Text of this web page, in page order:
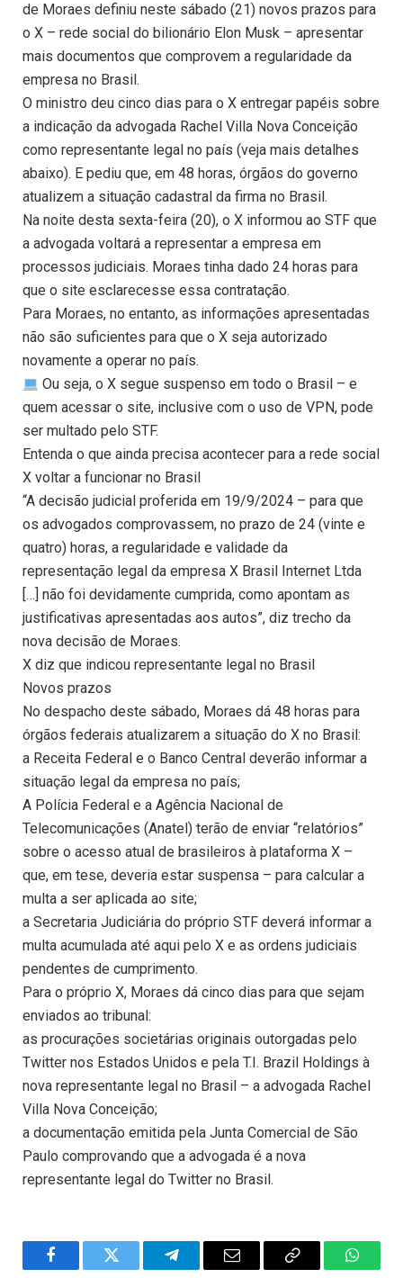
de Moraes definiu neste sábado (21) novos prazos para
o X – rede social do bilionário Elon Musk – apresentar
mais documentos que comprovem a regularidade da
empresa no Brasil.
O ministro deu cinco dias para o X entregar papéis sobre
a indicação da advogada Rachel Villa Nova Conceição
como representante legal no país (veja mais detalhes
abaixo). E pediu que, em 48 horas, órgãos do governo
atualizem a situação cadastral da firma no Brasil.
Na noite desta sexta-feira (20), o X informou ao STF que
a advogada voltará a representar a empresa em
processos judiciais. Moraes tinha dado 24 horas para
que o site esclarecesse essa contratação.
Para Moraes, no entanto, as informações apresentadas
não são suficientes para que o X seja autorizado
novamente a operar no país.
Ou seja, o X segue suspenso em todo o Brasil – e
quem acessar o site, inclusive com o uso de VPN, pode
ser multado pelo STF.
Entenda o que ainda precisa acontecer para a rede social
X voltar a funcionar no Brasil
“A decisão judicial proferida em 19/9/2024 – para que
os advogados comprovassem, no prazo de 24 (vinte e
quatro) horas, a regularidade e validade da
representação legal da empresa X Brasil Internet Ltda
[…] não foi devidamente cumprida, como apontam as
justificativas apresentadas aos autos”, diz trecho da
nova decisão de Moraes.
X diz que indicou representante legal no Brasil
Novos prazos
No despacho deste sábado, Moraes dá 48 horas para
órgãos federais atualizarem a situação do X no Brasil:
a Receita Federal e o Banco Central deverão informar a
situação legal da empresa no país;
A Polícia Federal e a Agência Nacional de
Telecomunicações (Anatel) terão de enviar “relatórios”
sobre o acesso atual de brasileiros à plataforma X –
que, em tese, deveria estar suspensa – para calcular a
multa a ser aplicada ao site;
a Secretaria Judiciária do próprio STF deverá informar a
multa acumulada até aqui pelo X e as ordens judiciais
pendentes de cumprimento.
Para o próprio X, Moraes dá cinco dias para que sejam
enviados ao tribunal:
as procurações societárias originais outorgadas pelo
Twitter nos Estados Unidos e pela T.I. Brazil Holdings à
nova representante legal no Brasil – a advogada Rachel
Villa Nova Conceição;
a documentação emitida pela Junta Comercial de São
Paulo comprovando que a advogada é a nova
representante legal do Twitter no Brasil.
FacebookTwitter TelegramEmail Copy